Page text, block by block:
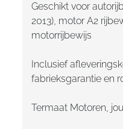
Geschikt voor
2013), motor A2
motorrijbewijs
Inclusief
fabrieksgarantie en
Termaat Motoren,